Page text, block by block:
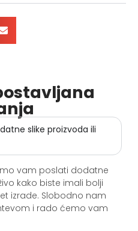
slike proizvoda ili
vam poslati dodatne
kako biste imali bolji
izrade. Slobodno nam
i rado ćemo vam